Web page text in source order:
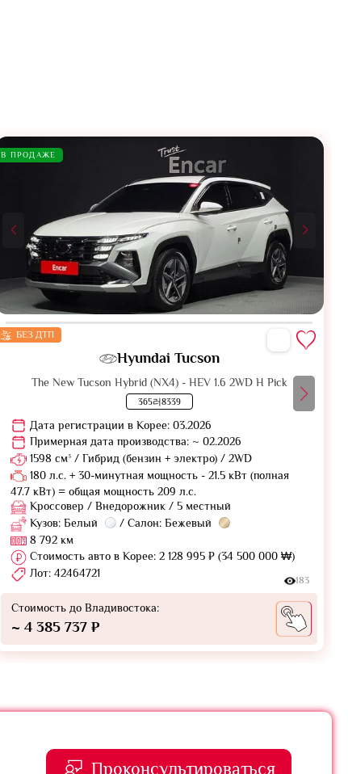
В ПРОДАЖЕ
БЕЗ ДТП
Hyundai Tucson
The New Tucson Hybrid (NX4) - HEV 1.6 2WD H Pick
365러8339
Дата регистрации в Корее: 03.2026
Примерная дата производства: ~ 02.2026
1598 см³ / Гибрид (бензин + электро) / 2WD
180 л.с. + 30-минутная мощность - 21.5 кВт (полная
47.7 кВт) = общая мощность 209 л.с.
Кроссовер / Внедорожник / 5 местный
Кузов: Белый
/ Салон: Бежевый
8 792 км
Стоимость авто в Корее: 2 128 995 ₽ (34 500 000 ₩)
Лот: 42464721
183
Стоимость до Владивостока:
~ 4 385 737 ₽
Проконсультироваться